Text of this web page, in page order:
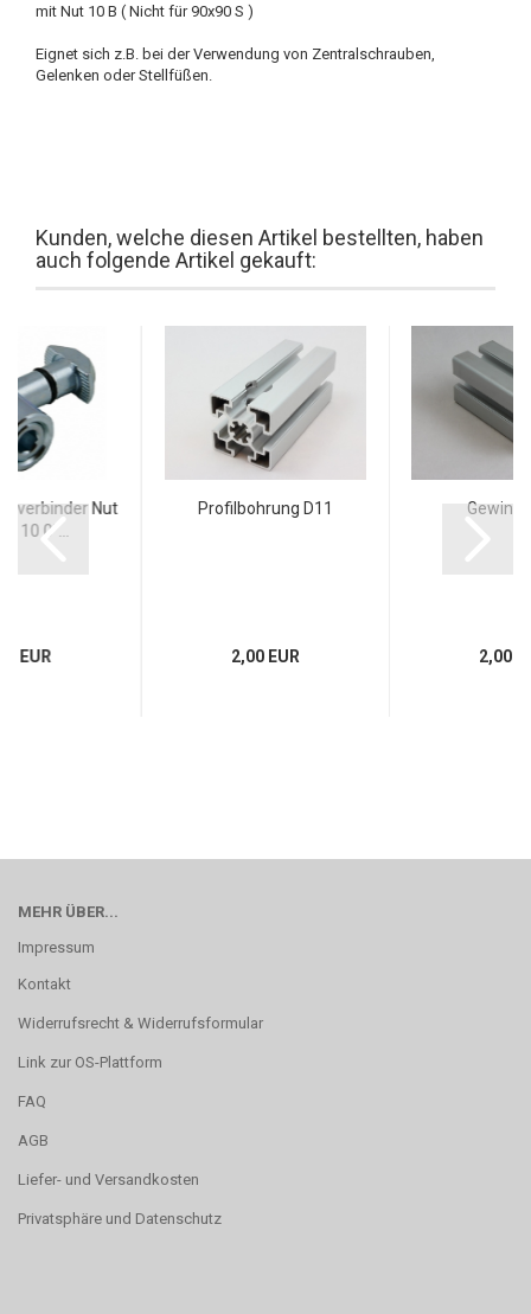
mit Nut 10 B ( Nicht für 90x90 S )
Eignet sich z.B. bei der Verwendung von Zentralschrauben,
Gelenken oder Stellfüßen.
Kunden, welche diesen Artikel bestellten, haben
auch folgende Artikel gekauft:
Nut
10 0°...
EUR
Profilbohrung D11
2,00 EUR 2,00
MEHR ÜBER...
Impressum
Kontakt
Widerrufsrecht & Widerrufsformular
Link zur OS-Plattform
FAQ
AGB
Liefer- und Versandkosten
Privatsphäre und Datenschutz